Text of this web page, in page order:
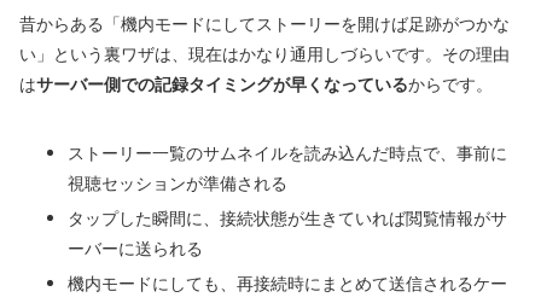
昔からある「機内モードにしてストーリーを開けば足跡がつかな
い」という裏ワザは、現在はかなり通用しづらいです。その理由
はサーバー側での記録タイミングが早くなっているからです。
ストーリー一覧のサムネイルを読み込んだ時点で、事前に
視聴セッションが準備される
タップした瞬間に、接続状態が生きていれば閲覧情報がサ
ーバーに送られる
機内モードにしても、再接続時にまとめて送信されるケー